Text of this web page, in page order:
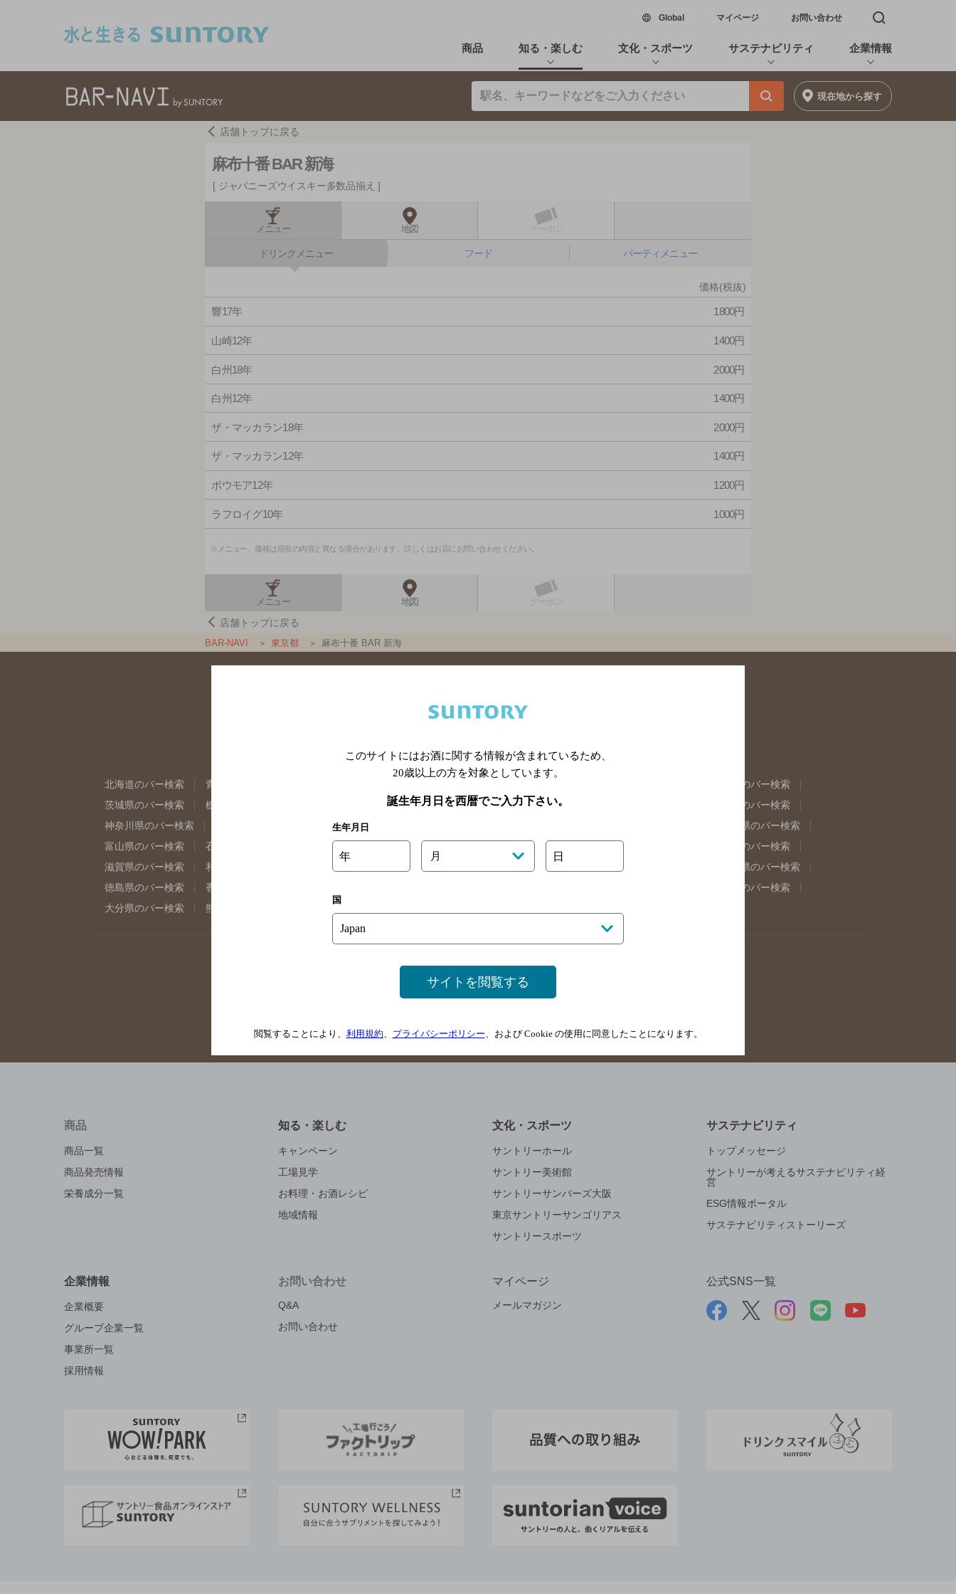
Global新しいウィンドウで開く
マイページ お問い合わせ 検索窓を開く
商品 知る・楽しむ 文化・スポーツ サステナビリティ 企業情報
現在地から探す
店舗トップに戻る
麻布十番 BAR 新海
ジャパニーズウイスキー多数品揃え
メニュー 地図
ドリンクメニュー フード パーティメニュー
価格(税抜)
響17年 1800円
山崎12年 1400円
白州18年 2000円
白州12年 1400円
ザ・マッカラン18年 2000円
ザ・マッカラン12年 1400円
ボウモア12年 1200円
ラフロイグ10年 1000円
※メニュー、価格は現在の内容と異なる場合があります。詳しくはお店にお問い合わせください。
メニュー 地図
店舗トップに戻る
BAR-NAVI 東京都 麻布十番 BAR 新海
北海道のバー検索 青森県のバー検索
福島県のバー検索
茨城県のバー検索
栃木県のバー検索 山梨県のバー検索 長野県のバー検索
東京都のバー検索
神奈川県のバー検索
埼玉県のバー検索
岐阜県のバー検索
富山県のバー検索
石川県のバー検索 福井県のバー検索 大阪府のバー検索 京都府のバー検索 兵庫県のバー検索
奈良県のバー検索
滋賀県のバー検索
和歌山県のバー検索 広島県のバー検索 岡山県のバー検索 山口県のバー検索 鳥取県のバー検索
島根県のバー検索
徳島県のバー検索
香川県のバー検索
佐賀県のバー検索
大分県のバー検索
熊本県のバー検索 宮崎県のバー検索
商品
商品一覧
商品発売情報
栄養成分一覧
知る・楽しむ
キャンペーン
工場見学
お料理・お酒レシピ
地域情報
文化・スポーツ
サントリーホール
サントリー美術館
サントリーサンバーズ大阪
東京サントリーサンゴリアス
サントリースポーツ
サステナビリティ
トップメッセージ
サントリーが考えるサステナビリティ経
営
ESG情報ポータル
サステナビリティストーリーズ
企業情報
企業概要
グループ企業一覧
事業所一覧
採用情報
お問い合わせ
Q&A
お問い合わせ
マイページ
メールマガジン
公式SNS一覧
このサイトにはお酒に関する情報が含まれているため、
20歳以上の方を対象としています。
誕生年月日を西暦でご入力下さい。
生年月日
年 月 日
国
サイトを閲覧する
閲覧することにより、 利用規約、 プライバシーポリシー、および Cookie の使用に同意したことになります。